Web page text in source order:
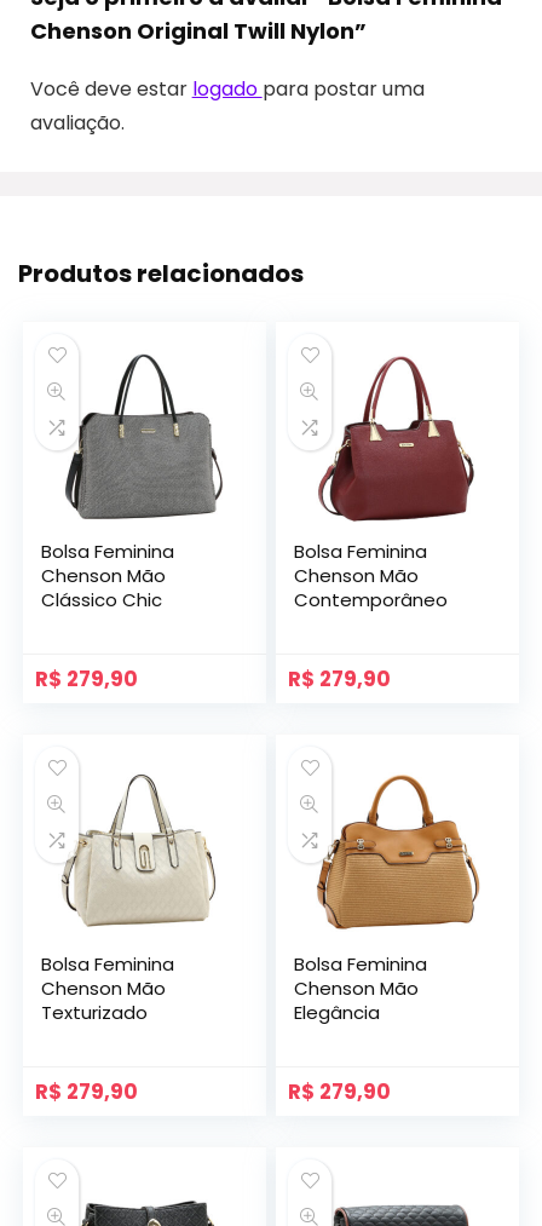
Chenson Original Twill Nylon”
Você deve estar logado para postar uma
avaliação.
Produtos relacionados
Bolsa Feminina
Chenson Mão
Clássico Chic
R$ 279,90
Bolsa Feminina
Chenson Mão
Contemporâneo
R$ 279,90
Bolsa Feminina
Chenson Mão
Texturizado
R$ 279,90
Bolsa Feminina
Chenson Mão
Elegância
R$ 279,90